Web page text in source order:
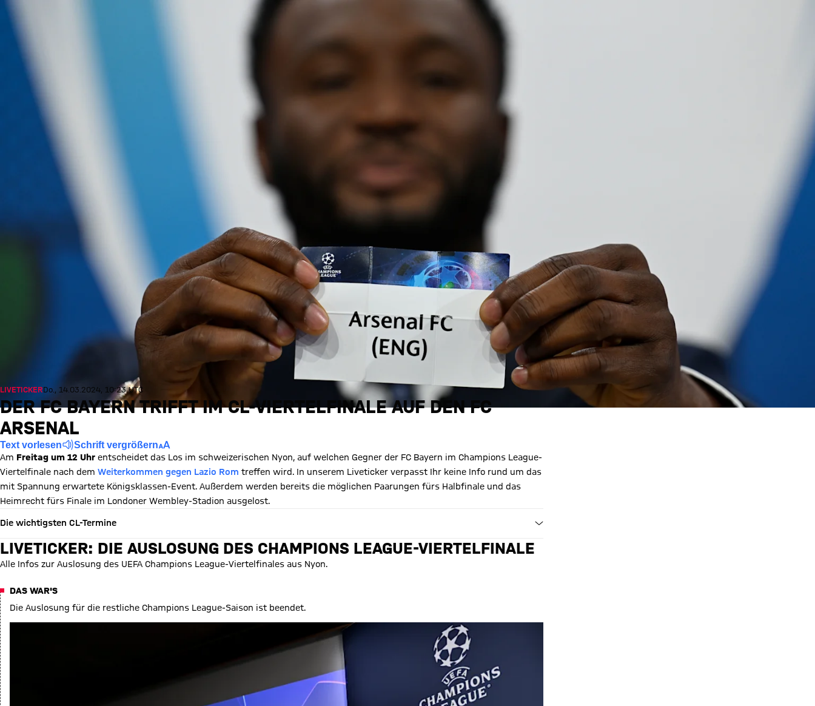
LIVETICKERDo., 14.03.2024, 10:23 UTC
DER FC BAYERN TRIFFT IM CL-VIERTELFINALE AUF DEN FC
ARSENAL
Text vorlesen Schrift vergrößern
Am Freitag um 12 Uhr entscheidet das Los im schweizerischen Nyon, auf welchen Gegner der FC Bayern im Champions League-
Viertelfinale nach dem Weiterkommen gegen Lazio Rom treffen wird. In unserem Liveticker verpasst Ihr keine Info rund um das
mit Spannung erwartete Königsklassen-Event. Außerdem werden bereits die möglichen Paarungen fürs Halbfinale und das
Heimrecht fürs Finale im Londoner Wembley-Stadion ausgelost.
Die wichtigsten CL-Termine
LIVETICKER: DIE AUSLOSUNG DES CHAMPIONS LEAGUE-VIERTELFINALE
Alle Infos zur Auslosung des UEFA Champions League-Viertelfinales aus Nyon.
DAS WAR'S
Die Auslosung für die restliche Champions League-Saison ist beendet.